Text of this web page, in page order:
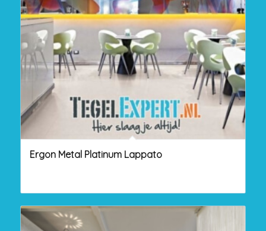
Ergon Metal Platinum Lappato